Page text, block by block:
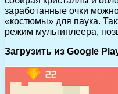
заработанные очки
«костюмы» для паука.
режим мультиплеера,
Загрузить из Google